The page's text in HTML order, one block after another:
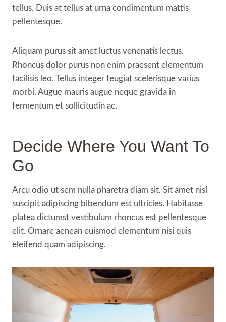
tellus. Duis at tellus at urna condimentum mattis
pellentesque.
Aliquam purus sit amet luctus venenatis lectus.
Rhoncus dolor purus non enim praesent elementum
facilisis leo. Tellus integer feugiat scelerisque varius
morbi. Augue mauris augue neque gravida in
fermentum et sollicitudin ac.
Decide Where You Want To
Go
Arcu odio ut sem nulla pharetra diam sit. Sit amet nisl
suscipit adipiscing bibendum est ultricies. Habitasse
platea dictumst vestibulum rhoncus est pellentesque
elit. Ornare aenean euismod elementum nisi quis
eleifend quam adipiscing.